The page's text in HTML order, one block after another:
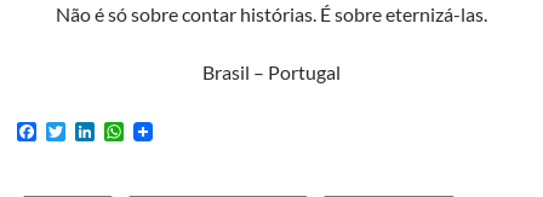
Não é só sobre contar histórias. É sobre eternizá-las.
Brasil – Portugal
F
T
W